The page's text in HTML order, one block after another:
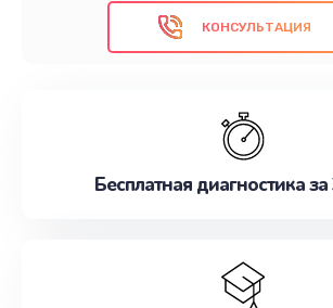
КОНСУЛЬТАЦИЯ
Бесплатная диагностика